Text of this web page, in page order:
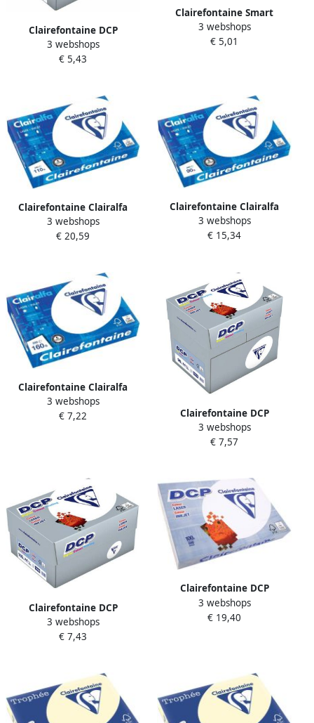
Clairefontaine DCP
presentatiepapier A4 120 g
pak van 250 vel
3 webshops
€ 5,43
Clairefontaine Smart
Printing printpapier ft A4
60 g pak van 500 vel
3 webshops
€ 5,01
Clairefontaine Clairalfa
presentatiepapier A3 110 g
pak van 500 vel
3 webshops
€ 20,59
Clairefontaine Clairalfa
presentatiepapier A3 90 g
pak van 500 vel
3 webshops
€ 15,34
Clairefontaine Clairalfa
presentatiepapier ft A4 160
g pak van 250 vel
3 webshops
€ 7,22
Clairefontaine DCP
presentatiepapier A4 90 g
pak van 500 vel
3 webshops
€ 7,57
Clairefontaine DCP
presentatiepapier A4 160 g
pak van 250 vel
3 webshops
€ 7,43
Clairefontaine DCP
presentatiepapier A3 100 g
pak van 500 vel
3 webshops
€ 19,40